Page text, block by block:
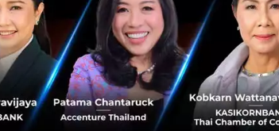
แง่คิดจาก ปตท. และ KP ปรับเปลี่ยนโดย ‘การประยุกต์
ใช้’ ไม่ใช่ ‘การคิดค้นใหม่’ : การพัฒนาอย่างยั่งยืนด้วย
การนำสินค้าอุปโภคบริโภคไปประยุกต์ใช้ในภาค
อุตสาหกรรม
เทคโนโลยีกำลังเข้ามา Disrupt ทุกภาคส่วนของเศรษฐกิจแบบ